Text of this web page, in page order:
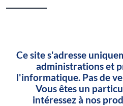
Ce site s'adresse
administrations et
l'informatique. Pas de
Vous êtes un
intéressez à nos